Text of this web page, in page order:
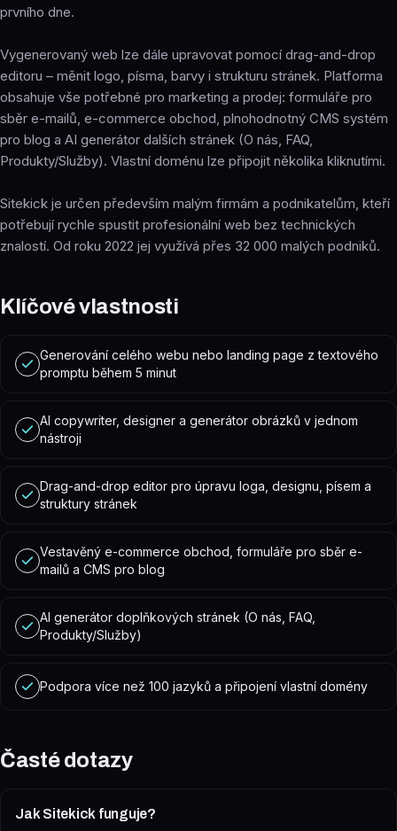
prvního dne.
Vygenerovaný web lze dále upravovat pomocí drag-and-drop
editoru – měnit logo, písma, barvy i strukturu stránek. Platforma
obsahuje vše potřebné pro marketing a prodej: formuláře pro
sběr e-mailů, e-commerce obchod, plnohodnotný CMS systém
pro blog a AI generátor dalších stránek (O nás, FAQ,
Produkty/Služby). Vlastní doménu lze připojit několika kliknutími.
Sitekick je určen především malým firmám a podnikatelům, kteří
potřebují rychle spustit profesionální web bez technických
znalostí. Od roku 2022 jej využívá přes 32 000 malých podniků.
Klíčové vlastnosti
Generování celého webu nebo landing page z textového
promptu během 5 minut
AI copywriter, designer a generátor obrázků v jednom
nástroji
Drag-and-drop editor pro úpravu loga, designu, písem a
struktury stránek
Vestavěný e-commerce obchod, formuláře pro sběr e-
mailů a CMS pro blog
AI generátor doplňkových stránek (O nás, FAQ,
Produkty/Služby)
Podpora více než 100 jazyků a připojení vlastní domény
Časté dotazy
Jak Sitekick funguje?